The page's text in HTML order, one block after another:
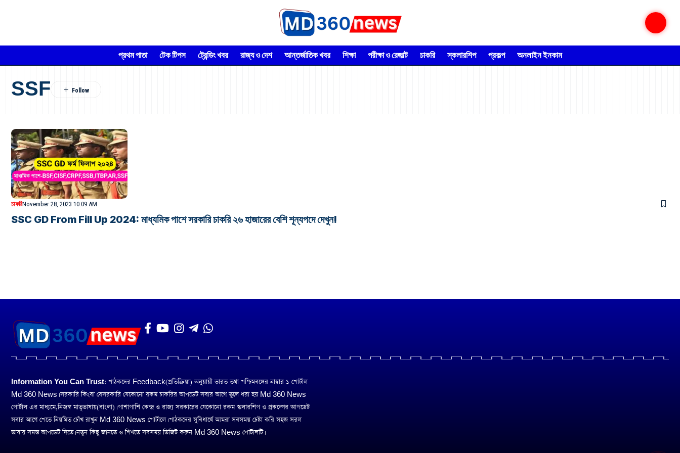
প্রথম পাতা টেক টিপস ট্রেন্ডিং খবর রাজ্য ও দেশ আন্তর্জাতিক খবর শিক্ষা পরীক্ষা ও রেজাল্ট চাকরি স্কলারশিপ প্রকল্প অনলাইন ইনকাম
SSF
চাকরিNovember 28, 2023 10:09 AM
SSC GD From Fill Up 2024: মাধ্যমিক পাশে সরকারি চাকরি ২৬ হাজারের বেশি শূন্যপদে দেখুন!
Information You Can Trust: পাঠকদের Feedback(প্রতিক্রিয়া) অনুয়ায়ী ভারত তথা পশ্চিমবঙ্গের নাম্বার ১ পোর্টাল
Md 360 News। সরকারি কিংবা বেসরকারি যেকোনো রকম চাকরির আপডেট সবার আগে তুলে ধরা হয় Md 360 News
পোর্টাল এর মাধ্যমে,নিজস্ব মাতৃভাষায়(বাংলা)। পাশাপাশি কেন্দ্র ও রাজ্য সরকারের যেকোনো রকম স্কলারশিপ ও প্রকল্পের আপডেট
সবার আগে পেতে নিয়মিত চোঁখ রাখুন Md 360 News পোর্টালে। পাঠকদের সুবিধার্থে আমরা সবসময় চেষ্টা করি সহজ সরল
ভাষায় সমস্ত আপডেট দিতে। নতুন কিছু জানতে ও শিখতে সবসময় ভিজিট করুন Md 360 News পোর্টালটি।